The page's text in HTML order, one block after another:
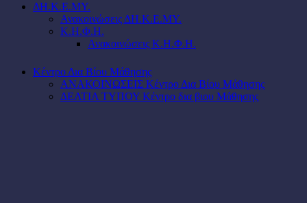
ΔΗ.Κ.Ε.ΜΥ.
Ανακοινώσεις ΔΗ.Κ.Ε.ΜΥ.
Κ.Η.Φ.Η.
Ανακοινώσεις Κ.Η.Φ.Η.
Κέντρο Δια Βίου Μάθησης
ΑΝΑΚΟΙΝΩΣΕΙΣ Κέντρο Δια Βίου Μάθησης
ΔΕΛΤΙΑ ΤΥΠΟΥ Κέντρο δια βιου Μάθησης